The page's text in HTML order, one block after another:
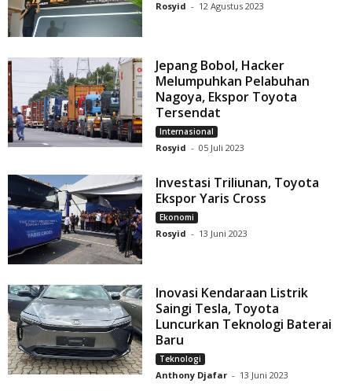
Rosyid - 12 Agustus 2023
Jepang Bobol, Hacker
Melumpuhkan Pelabuhan
Nagoya, Ekspor Toyota
Tersendat
Internasional
Rosyid - 05 Juli 2023
Investasi Triliunan, Toyota
Ekspor Yaris Cross
Ekonomi
Rosyid - 13 Juni 2023
Inovasi Kendaraan Listrik
Saingi Tesla, Toyota
Luncurkan Teknologi Baterai
Baru
Teknologi
Anthony Djafar - 13 Juni 2023